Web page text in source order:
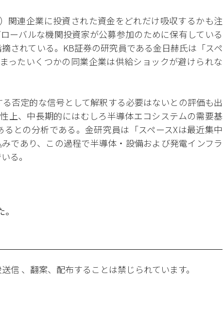
関連企業に投資された資金をどれだけ吸収するかも注
ーバルな機関投資家が公募参加のために保有している
されている。KB証券の研究員である金日赫氏は「スペ
ったいくつかの同業企業は供給ショックが避けられな
否定的な信号として解釈する必要はないとの評価も出
上、中長期的にはむしろ半導体エコシステムの需要基
との分析である。金研究員は「スペースXは最近集中
であり、この過程で半導体・設備および発電インフラ
る。
信 、翻案、配布することは禁じられています。